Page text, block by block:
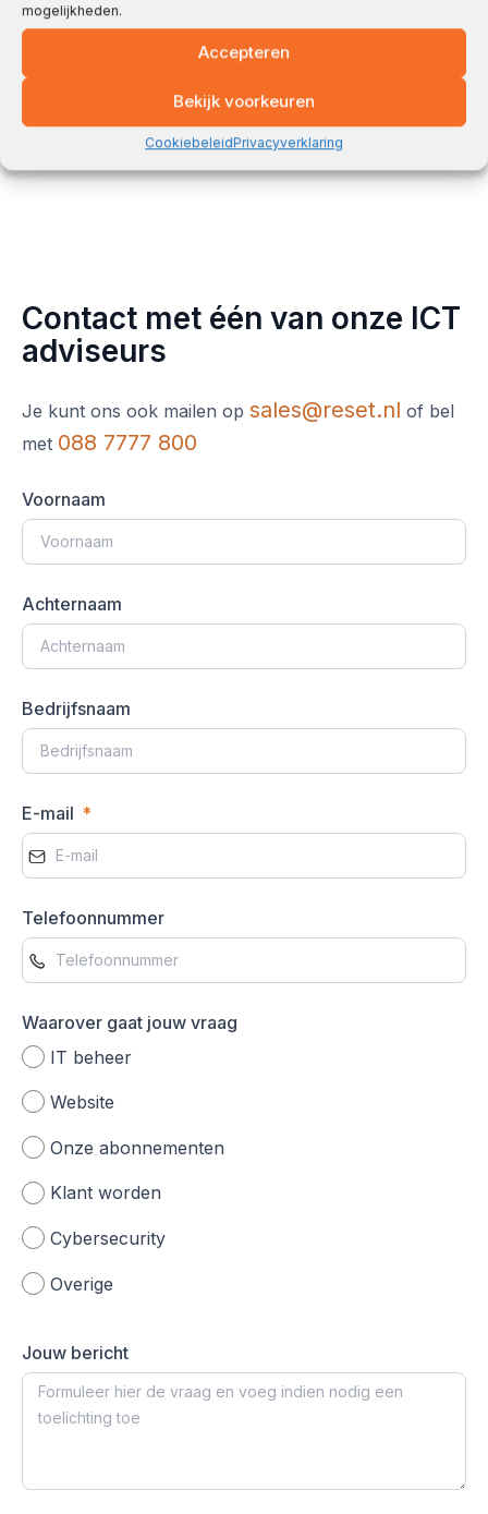
mogelijkheden.
Accepteren
Bekijk voorkeuren
CookiebeleidPrivacyverklaring
Contact met één van onze ICT
adviseurs
Je kunt ons ook mailen op sales@reset.nl of bel
met 088 7777 800
Voornaam
Achternaam
Bedrijfsnaam
E-mail
Telefoonnummer
Waarover gaat jouw vraag
IT beheer
Website
Onze abonnementen
Klant worden
Cybersecurity
Overige
Jouw bericht